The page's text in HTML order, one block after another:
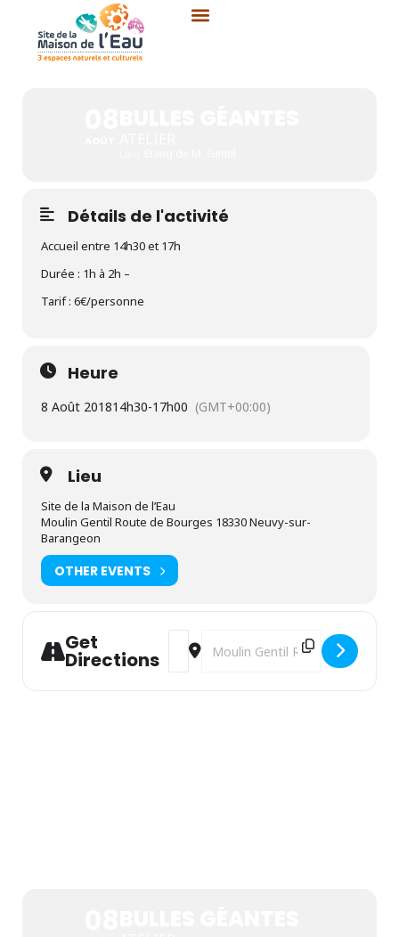
contenu
Détails de l'activité
Accueil entre 14h30 et 17h
Durée : 1h à 2h –
Tarif : 6€/personne
Heure
8 Août 201814h30-17h00 (GMT+00:00)
Lieu
Site de la Maison de l’Eau
Moulin Gentil Route de Bourges 18330 Neuvy-sur-
Barangeon
OTHER EVENTS
Get
Directions
Address - Bulles géantes [QHv3SqQhf]
Destination Address - Bulles